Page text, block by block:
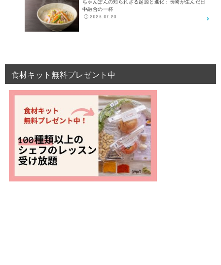
中融合の一杯
2026.07.20
食材キット無料プレゼント中